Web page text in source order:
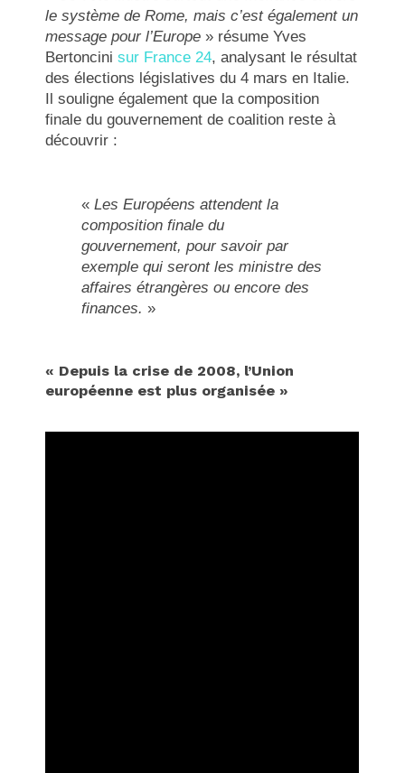
le système de Rome, mais c’est également un
message pour l’Europe » résume Yves
Bertoncinisur France 24, analysant le résultat
des élections législatives du 4 mars en Italie.
Il souligne également que la composition
finale du gouvernement de coalition reste à
découvrir :
«Les Européens attendent la
composition finale du
gouvernement, pour savoir par
exemple qui seront les ministre des
affaires étrangères ou encore des
finances. »
« Depuis la crise de 2008, l’Union
européenne est plus organisée »